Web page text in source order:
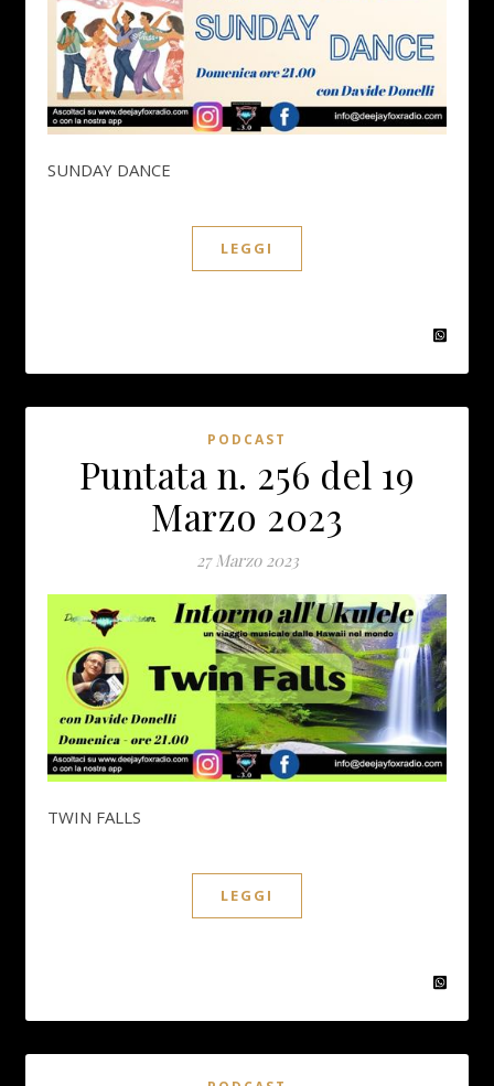
SUNDAY DANCE
LEGGI
PODCAST
Puntata n. 256 del 19
Marzo 2023
27 Marzo 2023
TWIN FALLS
LEGGI